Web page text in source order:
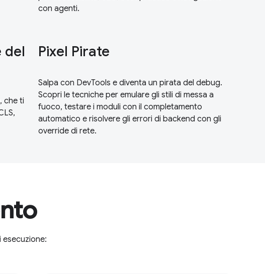
con agenti.
del
che ti
Pixel Pirate
Salpa con DevTools e diventa un pirata del debug.
Scopri le tecniche per emulare gli stili di messa a
fuoco, testare i moduli con il completamento
automatico e risolvere gli errori di backend con gli
override di rete.